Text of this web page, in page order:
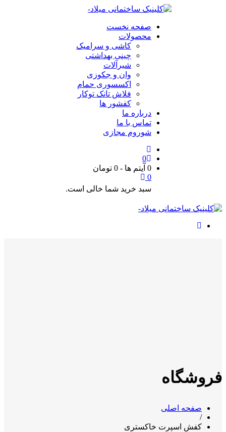
صفحه نخست
محصولات
کاشی و سرامیک
چینی بهداشتی
شیرآلات
وان و جکوزی
اکسسوری حمام
فلاش تانک توکار
کفشور ها
درباره ما
تماس با ما
شوروم مجازی
0
0 آیتم ها
-
0 تومان
0
سبد خرید شما خالی است.
فروشگاه
صفحه اصلی
/
کفش اسپرت خاکستری